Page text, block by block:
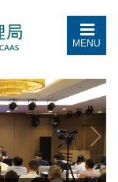
MENU